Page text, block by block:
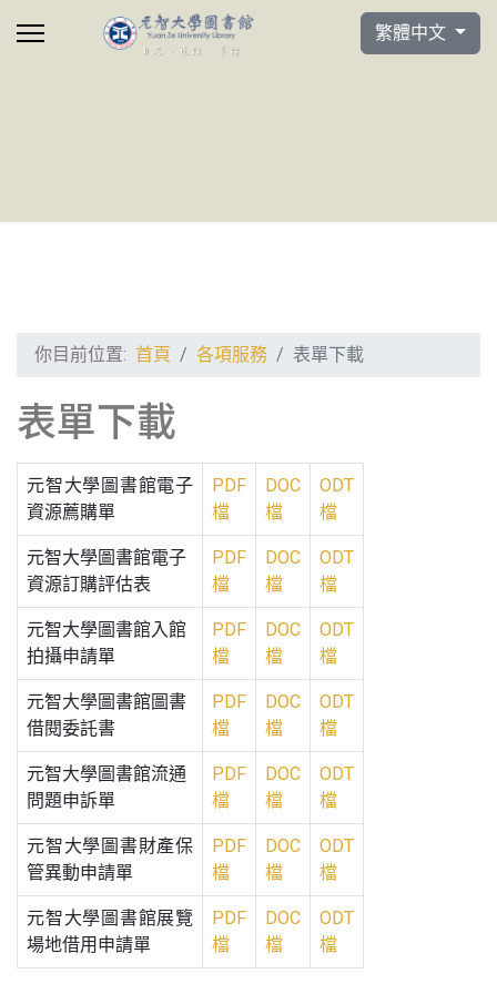
選擇你的語言
繁體中文
你目前位置: 首頁 各項服務 表單下載
表單下載
元智大學圖書館電子
資源薦購單
PDF
檔
DOC
檔
ODT
檔
元智大學圖書館電子
資源訂購評估表
PDF
檔
DOC
檔
ODT
檔
元智大學圖書館入館
拍攝申請單
PDF
檔
DOC
檔
ODT
檔
元智大學圖書館圖書
借閱委託書
PDF
檔
DOC
檔
ODT
檔
元智大學圖書館流通
問題申訴單
PDF
檔
DOC
檔
ODT
檔
元智大學圖書財產保
管異動申請單
PDF
檔
DOC
檔
ODT
檔
元智大學圖書館展覽
場地借用申請單
PDF
檔
DOC
檔
ODT
檔